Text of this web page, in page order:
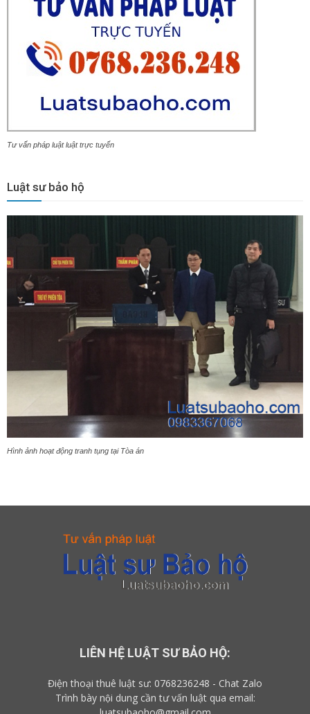
Tư vấn pháp luật luật trực tuyến
Luật sư bảo hộ
Hình ảnh hoạt động tranh tụng tại Tòa án
LIÊN HỆ LUẬT SƯ BẢO HỘ:
Điện thoại thuê luật sư: 0768236248 - Chat Zalo
Trình bày nội dung cần tư vấn luật qua email: